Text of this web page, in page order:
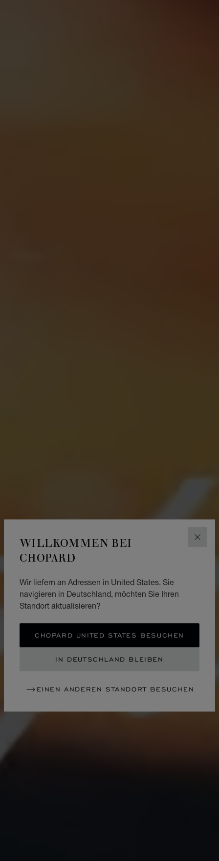
WILLKOMMEN BEI
CHOPARD
Wir liefern an Adressen in United States. Sie
navigieren in Deutschland, möchten Sie Ihren
Standort aktualisieren?
CHOPARD UNITED STATES BESUCHEN
IN DEUTSCHLAND BLEIBEN
EINEN ANDEREN STANDORT BESUCHEN